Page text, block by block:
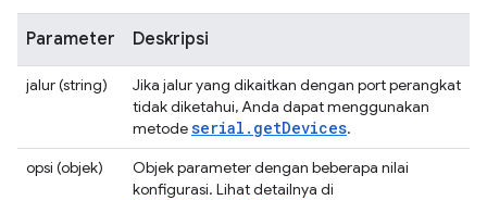
Parameter Deskripsi
jalur (string)
Jika jalur yang dikaitkan dengan port perangkat
tidak diketahui, Anda dapat menggunakan
metodeserial.getDevices.
opsi (objek)
Objek parameter dengan beberapa nilai
konfigurasi. Lihat detailnya di